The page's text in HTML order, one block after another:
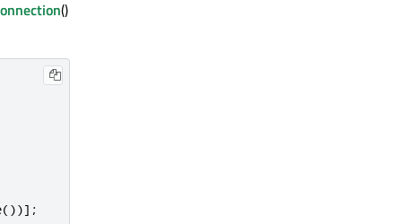
()
())] ;